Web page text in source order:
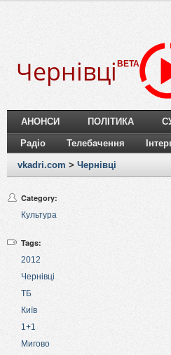
Чернівці BETA
АНОНСИ ПОЛІТИКА
Радіо Телебачення
vkadri.com > Чернівці
Category:
Культура
Tags:
2012
Чернівці
ТБ
Київ
1+1
Мигово